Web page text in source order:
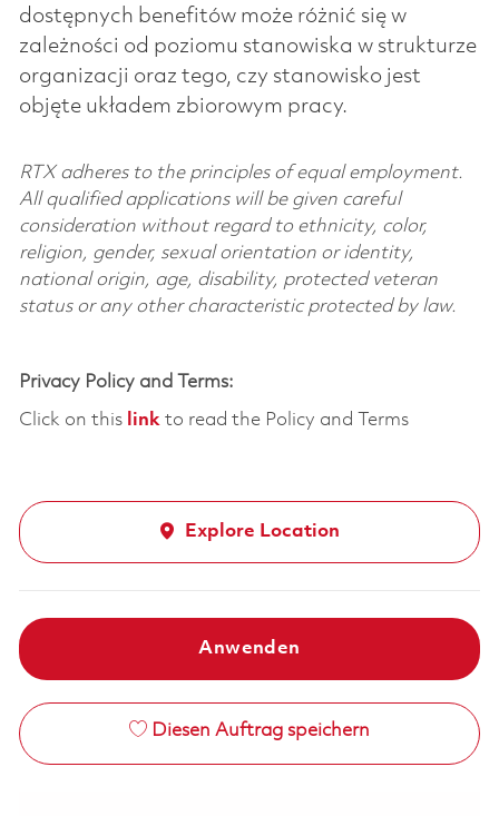
dostępnych benefitów może różnić się w
zależności od poziomu stanowiska w strukturze
organizacji oraz tego, czy stanowisko jest
objęte układem zbiorowym pracy.
RTX adheres to the principles of equal employment.
All qualified applications will be given careful
consideration without regard to ethnicity, color,
religion, gender, sexual orientation or identity,
national origin, age, disability, protected veteran
status or any other characteristic protected by law.
Privacy Policy and Terms:
Click on this linkto read the Policy and Terms
Explore Location
Anwenden
Diesen Auftrag speichern